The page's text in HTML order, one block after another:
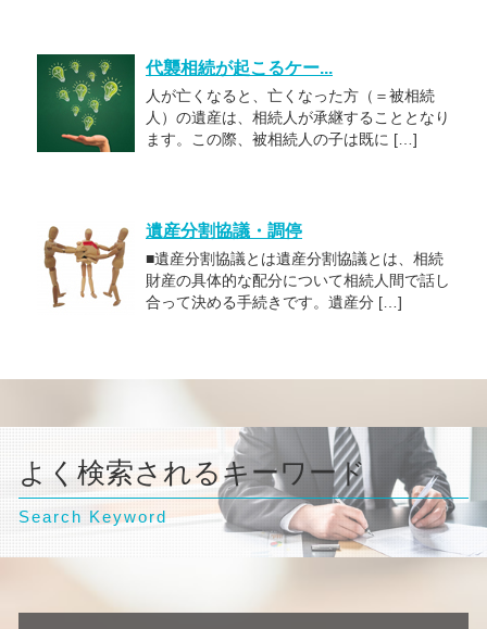
代襲相続が起こるケー...
人が亡くなると、亡くなった方（＝被相続
人）の遺産は、相続人が承継することとなり
ます。この際、被相続人の子は既に […]
遺産分割協議・調停
■遺産分割協議とは遺産分割協議とは、相続
財産の具体的な配分について相続人間で話し
合って決める手続きです。遺産分 […]
よく検索されるキーワード
Search Keyword